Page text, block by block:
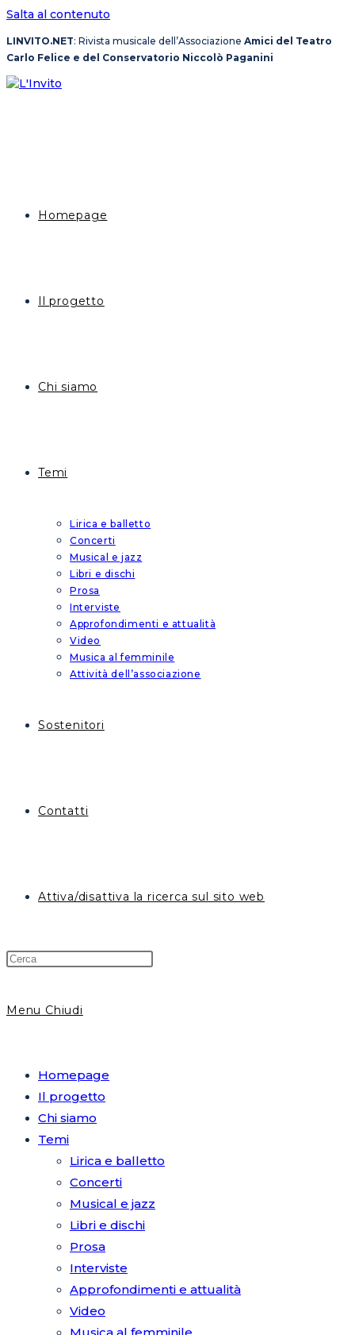
Salta al contenuto
LINVITO.NET: Rivista musicale dell’Associazione Amici del Teatro
Carlo Felice e del Conservatorio Niccolò Paganini
Homepage
Il progetto
Chi siamo
Temi
Lirica e balletto
Concerti
Musical e jazz
Libri e dischi
Prosa
Interviste
Approfondimenti e attualità
Video
Musica al femminile
Attività dell’associazione
Sostenitori
Contatti
Attiva/disattiva la ricerca sul sito web
Menu Chiudi
Homepage
Il progetto
Chi siamo
Temi
Lirica e balletto
Concerti
Musical e jazz
Libri e dischi
Prosa
Interviste
Approfondimenti e attualità
Video